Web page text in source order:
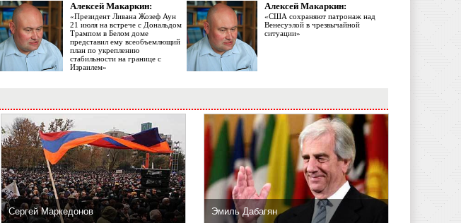
Алексей Макаркин:
«Президент Ливана Жозеф Аун
21 июля на встрече с Дональдом
Трампом в Белом доме
представил ему всеобъемлющий
план по укреплению
стабильности на границе с
Израилем»
Алексей Макаркин:
«США сохраняют патронаж над
Венесуэлой в чрезвычайной
ситуации»
Сергей Маркедонов
Эмиль Дабагян